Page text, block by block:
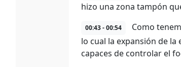
hizo una zona tampón
00:43 - 00:54
Como
lo cual la expansión de
capaces de controlar el